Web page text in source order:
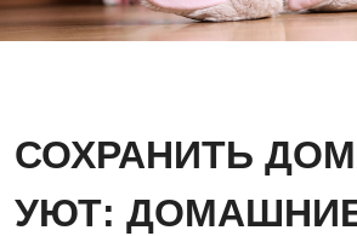
СОХРАНИТЬ
УЮТ: